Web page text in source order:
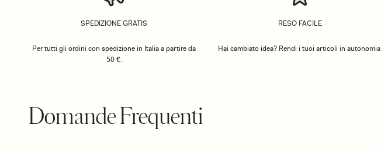
SPEDIZIONE GRATIS
Per tutti gli ordini con spedizione in Italia a partire da
50 €.
RESO FACILE
Hai cambiato idea? Rendi i tuoi articoli in autonomia.
Domande Frequenti